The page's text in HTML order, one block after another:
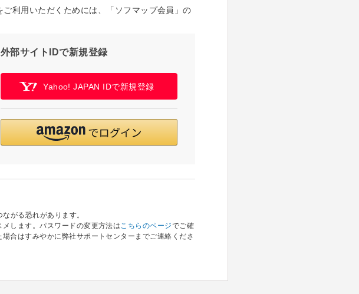
利用いただくためには、「ソフマップ会員」の
外部サイトIDで新規登録
Yahoo! JAPAN IDで新規登録
がる恐れがあります。
します。パスワードの変更方法はこちらのページでご確
合はすみやかに弊社サポートセンターまでご連絡くださ